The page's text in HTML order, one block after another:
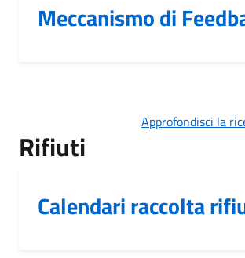
Meccanismo di
Approfondisci la
Rifiuti
Calendari raccolta